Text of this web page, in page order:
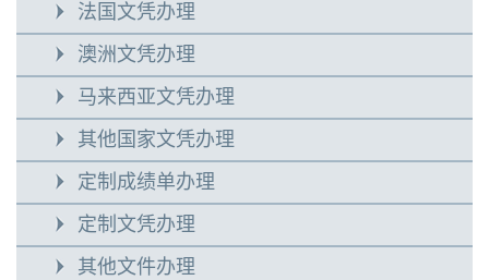
法国文凭办理
澳洲文凭办理
马来西亚文凭办理
其他国家文凭办理
定制成绩单办理
定制文凭办理
其他文件办理